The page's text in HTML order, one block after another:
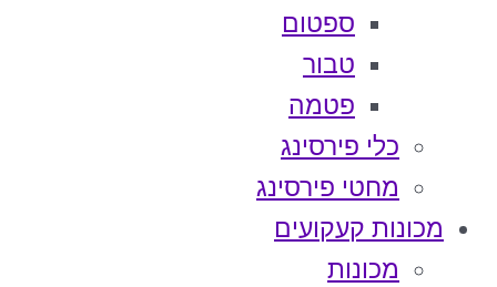
ספטום
טבור
פטמה
כלי פירסינג
מחטי פירסינג
מכונות קעקועים
מכונות